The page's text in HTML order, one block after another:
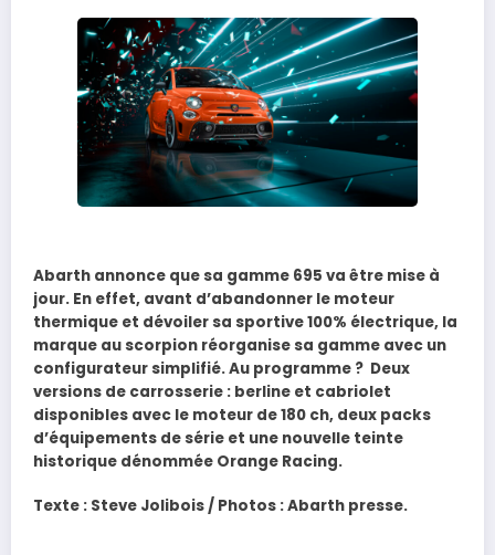
Abarth annonce que sa gamme 695 va être mise à
jour. En effet, avant d’abandonner le moteur
thermique et dévoiler sa sportive 100% électrique, la
marque au scorpion réorganise sa gamme avec un
configurateur simplifié. Au programme ? Deux
versions de carrosserie : berline et cabriolet
disponibles avec le moteur de 180 ch, deux packs
d’équipements de série et une nouvelle teinte
historique dénommée Orange Racing.
Texte : Steve Jolibois / Photos : Abarth presse.